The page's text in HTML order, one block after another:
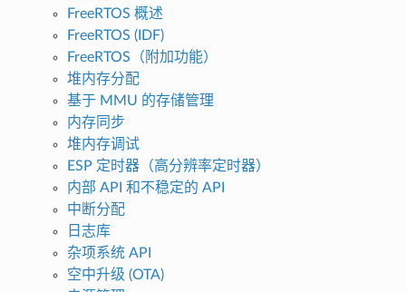
FreeRTOS 概述
FreeRTOS (IDF)
FreeRTOS（附加功能）
堆内存分配
基于 MMU 的存储管理
内存同步
堆内存调试
ESP 定时器（高分辨率定时器）
内部 API 和不稳定的 API
中断分配
日志库
杂项系统 API
空中升级 (OTA)